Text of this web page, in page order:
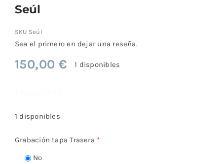
Seúl
SKU Seúl
Sea el primero en dejar una reseña.
150,00 € 1 disponibles
1 disponibles
Grabación tapa Trasera *
No